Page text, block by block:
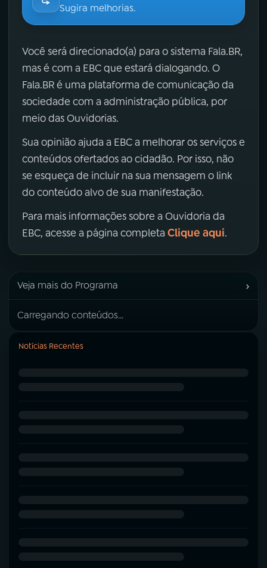
Sugira melhorias.
Você será direcionado(a) para o sistema Fala.BR,
mas é com a EBC que estará dialogando. O
Fala.BR é uma plataforma de comunicação da
sociedade com a administração pública, por
meio das Ouvidorias.
Sua opinião ajuda a EBC a melhorar os serviços e
conteúdos ofertados ao cidadão. Por isso, não
se esqueça de incluir na sua mensagem o link
do conteúdo alvo de sua manifestação.
Para mais informações sobre a Ouvidoria da
EBC, acesse a página completa Clique aqui.
Veja mais do Programa ›
Carregando conteúdos...
Notícias Recentes